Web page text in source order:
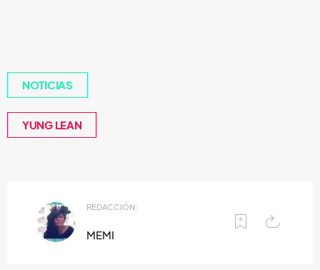
NOTICIAS
YUNG LEAN
REDACCIÓN:
MEMI